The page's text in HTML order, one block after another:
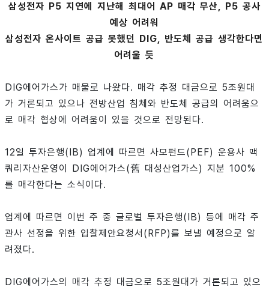
삼성전자 P5 지연에 지난해 최대어 AP 매각 무산, P5 공사
예상 어려워
삼성전자 온사이트 공급 못했던 DIG, 반도체 공급 생각한다면
어려울 듯
DIG에어가스가 매물로 나왔다. 매각 추정 대금으로 5조원대
가 거론되고 있으나 전방산업 침체와 반도체 공급의 어려움으
로 매각 협상에 어려움이 있을 것으로 전망된다.
12일 투자은행(IB) 업계에 따르면 사모펀드(PEF) 운용사 맥
쿼리자산운영이 DIG에어가스(舊 대성산업가스) 지분 100%
를 매각한다는 소식이다.
업계에 따르면 이번 주 중 글로벌 투자은행(IB) 등에 매각 주
관사 선정을 위한 입찰제안요청서(RFP)를 보낼 예정으로 알
려졌다.
DIG에어가스의 매각 추정 대금으로 5조원대가 거론되고 있으